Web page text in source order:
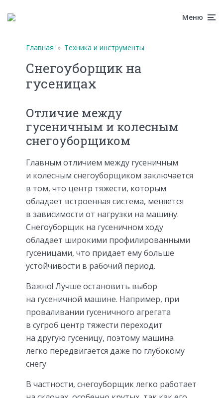
Меню
Главная » Техника и инструменты
Снегоуборщик на
гусеницах
Отличие между
гусеничным и колесным
снегоуборщиком
Главным отличием между гусеничным
и колесным снегоуборщиком заключается
в том, что центр тяжести, которым
обладает встроенная система, меняется
в зависимости от нагрузки на машину.
Снегоуборщик на гусеничном ходу
обладает широкими профилированными
гусеницами, что придает ему больше
устойчивости в рабочий период.
Важно! Лучше остановить выбор
на гусеничной машине. Например, при
проваливании гусеничного агрегата
в сугроб центр тяжести переходит
на другую гусеницу, поэтому машина
легко передвигается даже по глубокому
снегу
В частности, снегоуборщик легко работает